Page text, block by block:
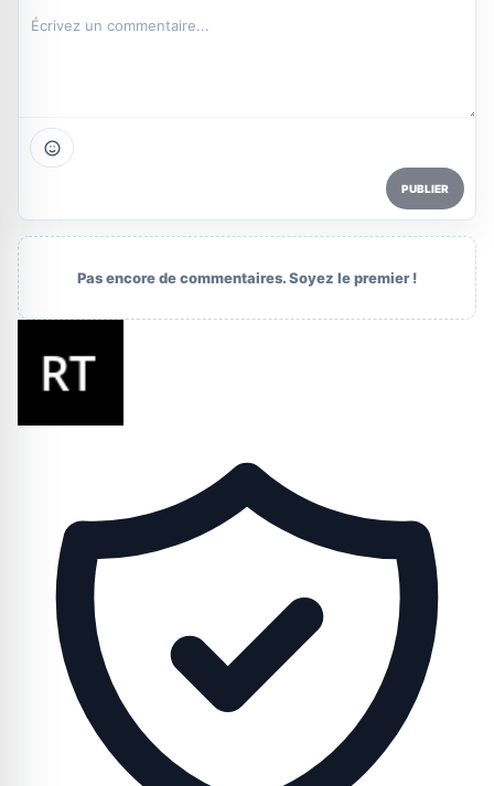
PUBLIER
Pas encore de commentaires. Soyez le premier !